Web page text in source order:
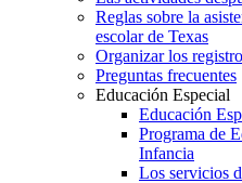
Reglas sobre la
escolar de Texas
Organizar los
Preguntas frecuentes
Educación Especial
Educación
Programa de
Infancia
Los servicios